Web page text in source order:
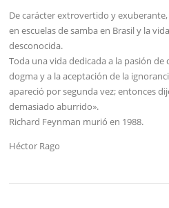
De carácter extrovertido y
en escuelas de samba en Brasil y la
desconocida.
Toda una vida dedicada a la pasión
dogma y a la aceptación de la
apareció por segunda vez; entonces
demasiado aburrido».
Richard Feynman murió en 1988.
Héctor Rago